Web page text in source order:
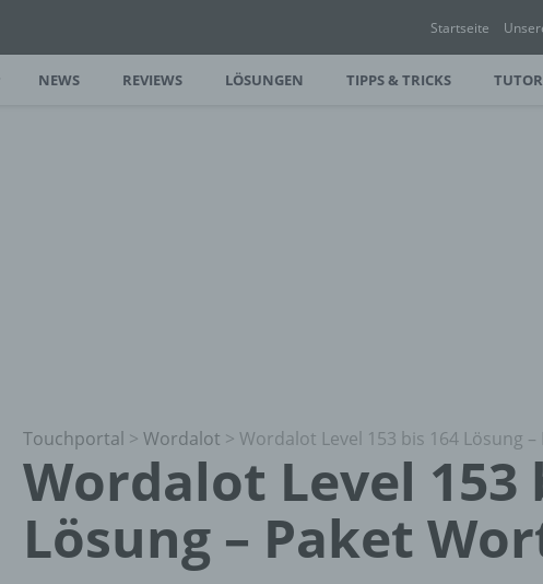
Startseite
NEWS REVIEWS LÖSUNGEN TIPPS & TRICKS
Touchportal > Wordalot > Wordalot Level 153 bis 164 Lösung
Wordalot Level 153
Lösung – Paket